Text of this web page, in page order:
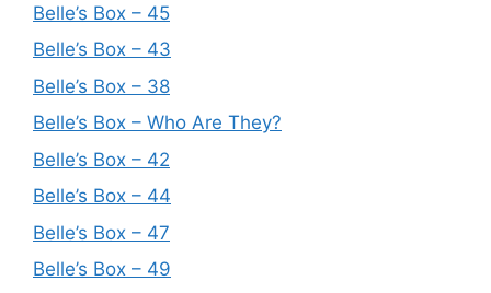
Belle’s Box – 45
Belle’s Box – 43
Belle’s Box – 38
Belle’s Box – Who Are They?
Belle’s Box – 42
Belle’s Box – 44
Belle’s Box – 47
Belle’s Box – 49